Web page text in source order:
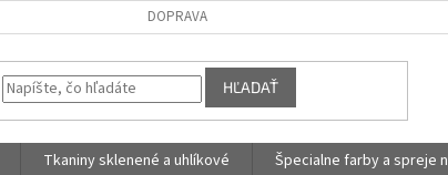
DOPRAVA
HĽADAŤ
Tkaniny sklenené a uhlíkové Špecialne farby a spreje